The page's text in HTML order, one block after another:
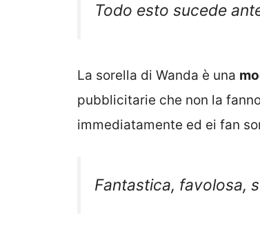
Todo esto sucede
La sorella di Wanda è una
pubblicitarie che non la
immediatamente ed ei fan
Fantastica, favolosa,